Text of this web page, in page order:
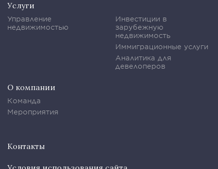
Услуги
Управление
недвижимостью
Инвестиции в
зарубежную
недвижимость
Иммиграционные услуги
Аналитика для
девелоперов
О компании
Команда
Мероприятия
Контакты